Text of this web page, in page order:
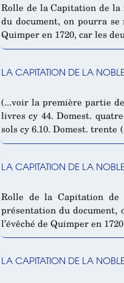
Rolle de la Capitation de la
du document, on pourra
Quimper en 1720, car les
LA CAPITATION DE LA
(...voir la première partie
livres cy 44. Domest.
sols cy 6.10. Domest. trente
LA CAPITATION DE LA
Rolle de la Capitation de
présentation du document,
l’évêché de Quimper en
LA CAPITATION DE LA